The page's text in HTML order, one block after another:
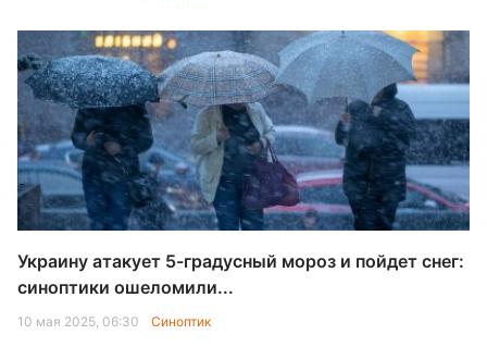
Украину атакует 5-градусный мороз и пойдет снег:
синоптики ошеломили...
10 мая 2025, 06:30 Синоптик